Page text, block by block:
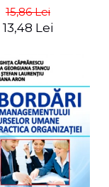
15,86 Lei
13,48 Lei